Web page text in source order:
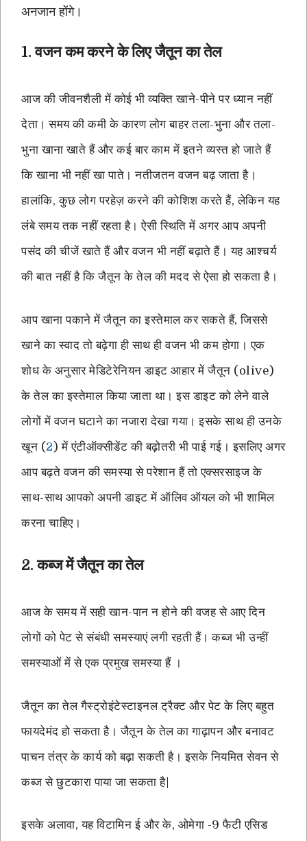
अनजान होंगे।
1. वजन कम करने के लिए जैतून का तेल
आज की जीवनशैली में कोई भी व्यक्ति खाने-पीने पर ध्यान नहीं
देता। समय की कमी के कारण लोग बाहर तला-भुना और तला-
भुना खाना खाते हैं और कई बार काम में इतने व्यस्त हो जाते हैं
कि खाना भी नहीं खा पाते। नतीजतन वजन बढ़ जाता है।
हालांकि, कुछ लोग परहेज़ करने की कोशिश करते हैं, लेकिन यह
लंबे समय तक नहीं रहता है। ऐसी स्थिति में अगर आप अपनी
पसंद की चीजें खाते हैं और वजन भी नहीं बढ़ाते हैं। यह आश्चर्य
की बात नहीं है कि जैतून के तेल की मदद से ऐसा हो सकता है।
आप खाना पकाने में जैतून का इस्तेमाल कर सकते हैं, जिससे
खाने का स्वाद तो बढ़ेगा ही साथ ही वजन भी कम होगा। एक
शोध के अनुसार मेडिटेरेनियन डाइट आहार में जैतून (olive)
के तेल का इस्तेमाल किया जाता था। इस डाइट को लेने वाले
लोगों में वजन घटाने का नजारा देखा गया। इसके साथ ही उनके
खून (2) में एंटीऑक्सीडेंट की बढ़ोतरी भी पाई गई। इसलिए अगर
आप बढ़ते वजन की समस्या से परेशान हैं तो एक्सरसाइज के
साथ-साथ आपको अपनी डाइट में ऑलिव ऑयल को भी शामिल
करना चाहिए।
2. कब्ज में जैतून का तेल
आज के समय में सही खान-पान न होने की वजह से आए दिन
लोगों को पेट से संबंधी समस्याएं लगी रहती हैं। कब्ज भी उन्हीं
समस्याओं में से एक प्रमुख समस्या हैं ।
जैतून का तेल गैस्ट्रोइंटेस्टाइनल ट्रैक्ट और पेट के लिए बहुत
फायदेमंद हो सकता है। जैतून के तेल का गाढ़ापन और बनावट
पाचन तंत्र के कार्य को बढ़ा सकती है। इसके नियमित सेवन से
कब्ज से छुटकारा पाया जा सकता है|
इसके अलावा, यह विटामिन ई और के, ओमेगा -9 फैटी एसिड